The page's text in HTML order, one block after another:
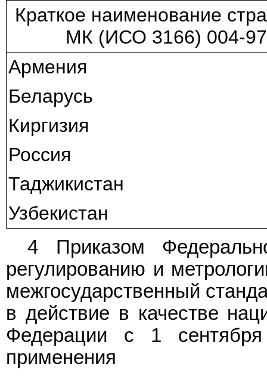
Краткое наименование
МК (ИСО 3166) 004-97
Армения
Беларусь
Киргизия
Россия
Таджикистан
Узбекистан
4 Приказом
регулированию и
межгосударственный
в действие в качестве
Федерации с 1
применения